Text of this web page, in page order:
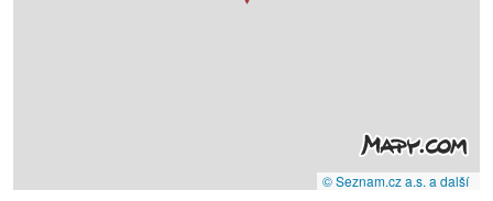
© Seznam.cz a.s. a další